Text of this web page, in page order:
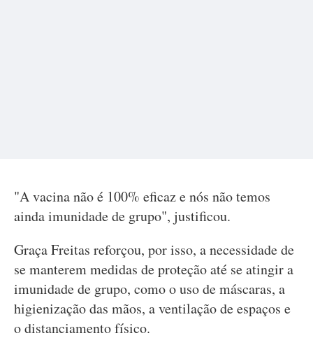
"A vacina não é 100% eficaz e nós não temos
ainda imunidade de grupo", justificou.
Graça Freitas reforçou, por isso, a necessidade de
se manterem medidas de proteção até se atingir a
imunidade de grupo, como o uso de máscaras, a
higienização das mãos, a ventilação de espaços e
o distanciamento físico.